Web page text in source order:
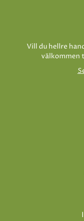
Vill du hellre
välkommen